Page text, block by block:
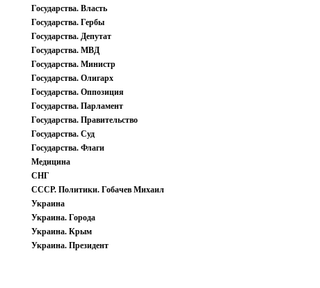
Государства. Власть
Государства. Гербы
Государства. Депутат
Государства. МВД
Государства. Министр
Государства. Олигарх
Государства. Оппозиция
Государства. Парламент
Государства. Правительство
Государства. Суд
Государства. Флаги
Медицина
СНГ
СССР. Политики. Гобачев Михаил
Украина
Украина. Города
Украина. Крым
Украина. Президент